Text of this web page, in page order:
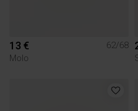
13 €
62/68
Molo